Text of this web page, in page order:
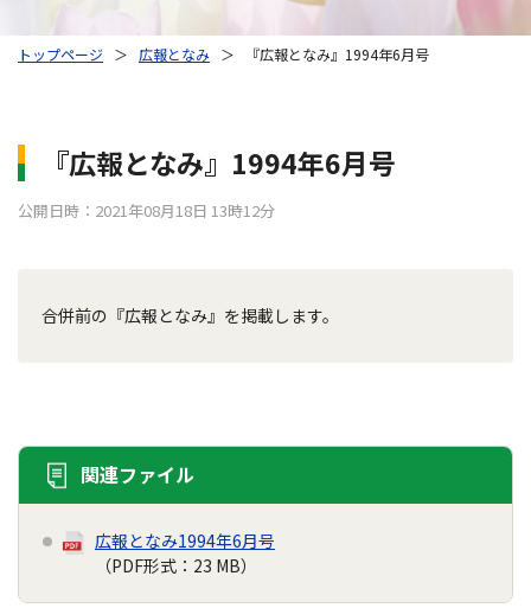
トップページ ＞ 広報となみ ＞ 『広報となみ』1994年6月号
『広報となみ』1994年6月号
公開日時：2021年08月18日 13時12分
合併前の『広報となみ』を掲載します。
関連ファイル
広報となみ1994年6月号
（PDF形式：23 MB）